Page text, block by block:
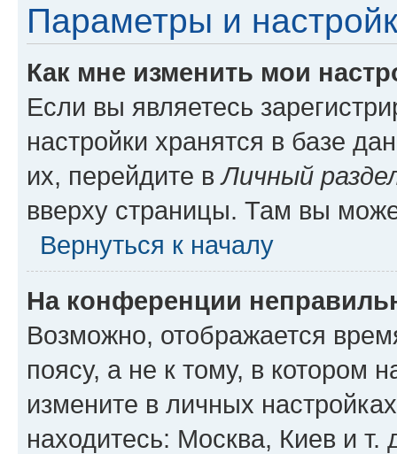
Параметры и
Как мне изменить мои
Если вы являетесь
настройки хранятся в базе
их, перейдите вЛичный
вверху страницы. Там вы
Вернуться к началу
На конференции
Возможно, отображается
поясу, а не к тому, в котором
измените в личных
находитесь: Москва, Киев и т.